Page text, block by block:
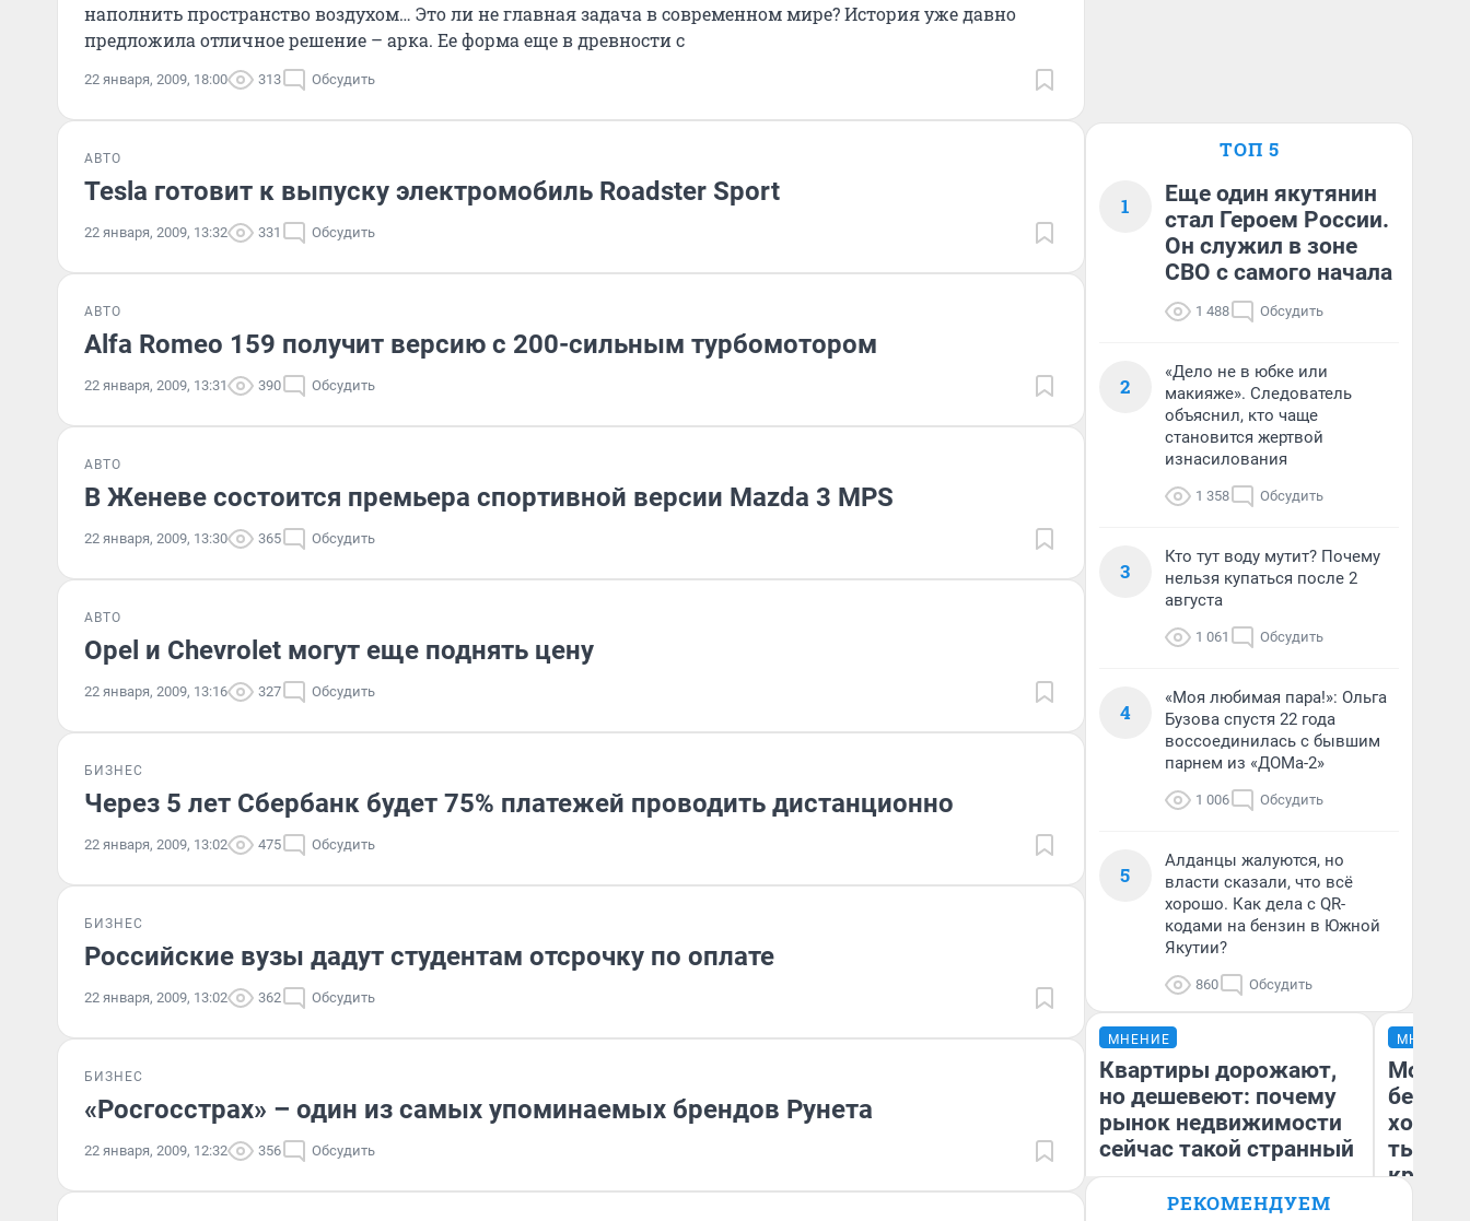
наполнить пространство воздухом… Это ли не главная задача в современном мире? История уже давно
предложила отличное решение – арка. Ее форма еще в древности с
22 января, 2009, 18:00 313 Обсудить
АВТО
Tesla готовит к выпуску электромобиль Roadster Sport
22 января, 2009, 13:32 331 Обсудить
АВТО
Alfa Romeo 159 получит версию с 200-сильным турбомотором
22 января, 2009, 13:31 390 Обсудить
АВТО
В Женеве состоится премьера спортивной версии Mazda 3 MPS
22 января, 2009, 13:30 365 Обсудить
АВТО
Opel и Chevrolet могут еще поднять цену
22 января, 2009, 13:16 327 Обсудить
БИЗНЕС
Через 5 лет Сбербанк будет 75% платежей проводить дистанционно
22 января, 2009, 13:02 475 Обсудить
БИЗНЕС
Российские вузы дадут студентам отсрочку по оплате
22 января, 2009, 13:02 362 Обсудить
БИЗНЕС
«Росгосстрах» – один из самых упоминаемых брендов Рунета
22 января, 2009, 12:32 356 Обсудить
ТОП 5
1
Еще один якутянин
стал Героем России.
Он служил в зоне
СВО с самого начала
1 488 Обсудить
2
«Дело не в юбке или
макияже». Следователь
объяснил, кто чаще
становится жертвой
изнасилования
1 358 Обсудить
3
Кто тут воду мутит? Почему
нельзя купаться после 2
августа
1 061 Обсудить
4
«Моя любимая пара!»: Ольга
Бузова спустя 22 года
воссоединилась с бывшим
парнем из «ДОМа-2»
1 006 Обсудить
5
Алданцы жалуются, но
власти сказали, что всё
хорошо. Как дела с QR-
кодами на бензин в Южной
Якутии?
860 Обсудить
МНЕНИЕ
Квартиры дорожают,
но дешевеют: почему
рынок недвижимости
сейчас такой странный
МНЕНИЕ
Мой
хотела
тысяч,
РЕКОМЕНДУЕМ